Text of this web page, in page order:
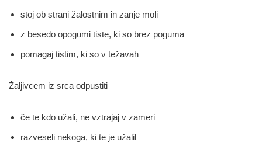
stoj ob strani žalostnim in zanje moli
z besedo opogumi tiste, ki so brez poguma
pomagaj tistim, ki so v težavah
Žaljivcem iz srca odpustiti
če te kdo užali, ne vztrajaj v zameri
razveseli nekoga, ki te je užalil